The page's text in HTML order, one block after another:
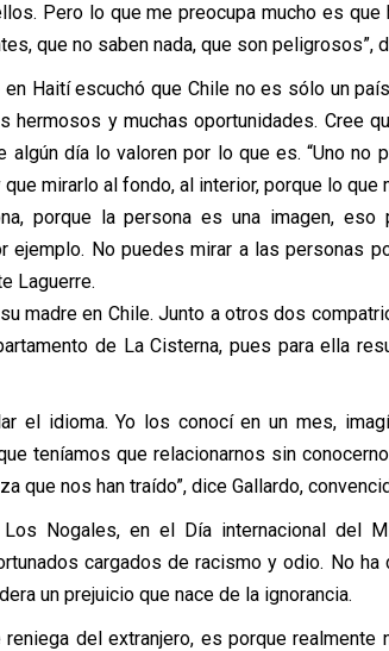
Pero lo que me preocupa mucho es que
que no saben nada, que son peligrosos”,
en Haití escuchó que Chile no es sólo un
hermosos y muchas oportunidades. Cree
día lo valoren por lo que es. “Uno no
mirarlo al fondo, al interior, porque lo
porque la persona es una imagen, eso
ejemplo. No puedes mirar a las personas
Laguerre.
madre en Chile. Junto a otros dos
de La Cisterna, pues para ella
el idioma. Yo los conocí en un mes,
teníamos que relacionarnos sin
que nos han traído”, dice Gallardo,
Nogales, en el Día internacional del
cargados de racismo y odio. No
un prejuicio que nace de la ignorancia.
del extranjero, es porque realmente